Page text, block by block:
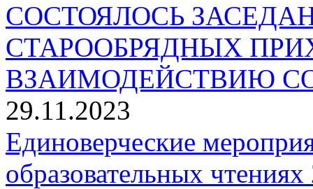
СОСТОЯЛОСЬ
СТАРООБРЯДНЫХ
ВЗАИМОДЕЙСТВИЮ
29.11.2023
Единоверческие
образовательных чтениях